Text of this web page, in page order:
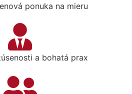
ponuka na mieru
a bohatá prax